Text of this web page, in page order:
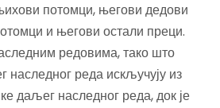
потомци, његови дедови
и његови остали преци.
редовима, тако што
наследног реда искључују из
даљег наследног реда, док је